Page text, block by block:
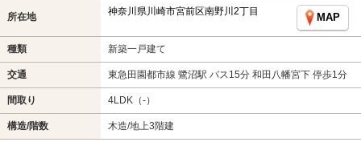
所在地 神奈川県川崎市宮前区南野川2丁目
MAP
種類 新築一戸建て
交通 東急田園都市線 鷺沼駅 バス15分 和田八幡宮下 停歩1分
間取り 4LDK（-）
構造/階数 木造/地上3階建